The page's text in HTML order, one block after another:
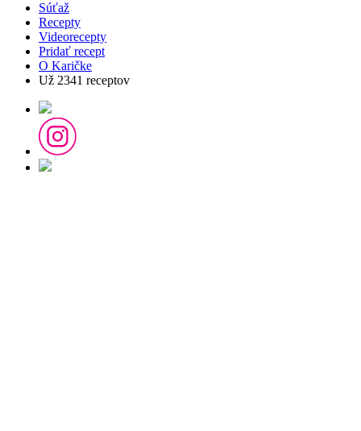
Súťaž
Recepty
Videorecepty
Pridať recept
O Karičke
Už 2341 receptov